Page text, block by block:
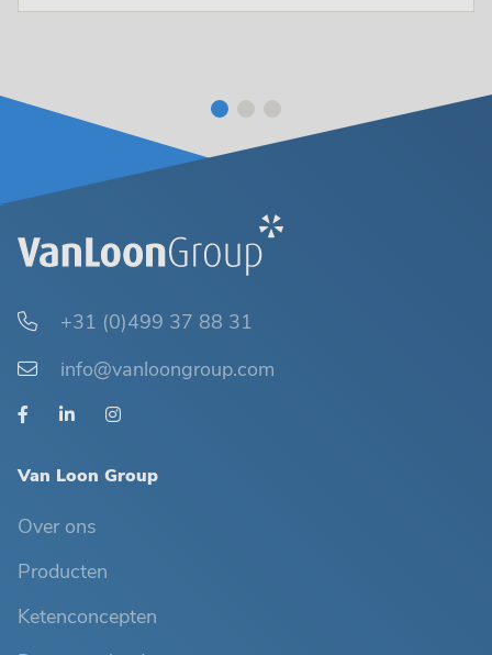
+31 (0)499 37 88 31
info@vanloongroup.com
Van Loon Group
Over ons
Producten
Ketenconcepten